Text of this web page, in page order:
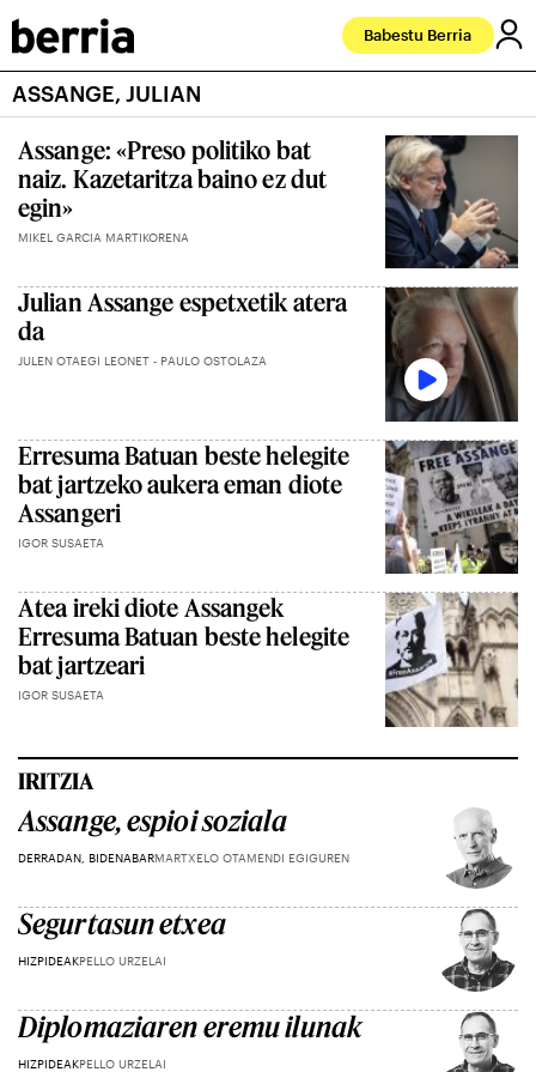
Babestu Berria
ASSANGE, JULIAN
Assange: «Preso politiko bat
naiz. Kazetaritza baino ez dut
egin»
MIKEL GARCIA MARTIKORENA
Julian Assange espetxetik atera
da
JULEN OTAEGI LEONET - PAULO OSTOLAZA
Erresuma Batuan beste helegite
bat jartzeko aukera eman diote
Assangeri
IGOR SUSAETA
Atea ireki diote Assangek
Erresuma Batuan beste helegite
bat jartzeari
IGOR SUSAETA
IRITZIA
Assange, espioi soziala
DERRADAN, BIDENABARMARTXELO OTAMENDI EGIGUREN
Segurtasun etxea
HIZPIDEAKPELLO URZELAI
Diplomaziaren eremu ilunak
HIZPIDEAKPELLO URZELAI